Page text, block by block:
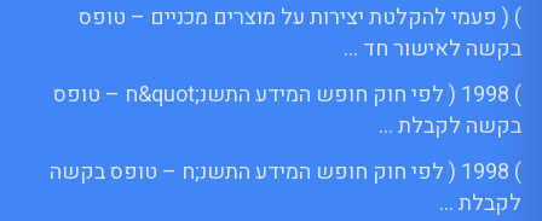
) ( פעמי להקלטת יצירות על מוצרים מכניים – טופס
בקשה לאישור חד …
) 1998 ( לפי חוק חופש המידע התשנ;quot&ח – טופס
בקשה לקבלת …
) 1998 ( לפי חוק חופש המידע התשנ;ח – טופס בקשה
לקבלת …